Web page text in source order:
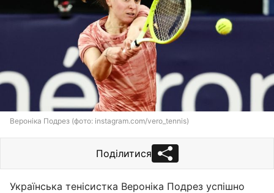
Вероніка Подрез (фото: instagram.com/vero_tennis)
Поділитися
Українська тенісистка Вероніка Подрез успішно